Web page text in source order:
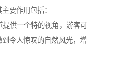
要作用包括：
供一个特的视角，游客可
令人惊叹的自然风光，增